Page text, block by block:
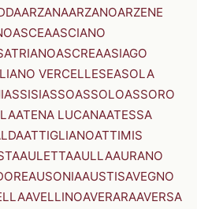
ARZANAARZANOARZENE
ASCEAASCIANO
ASCREAASIAGO
VERCELLESEASOLA
ASSISIASSOASSOLOASSORO
ATENA LUCANAATESSA
ATTIGLIANOATTIMIS
AULETTAAULLAAURANO
AUSONIAAUSTISAVEGNO
AVELLINOAVERARAAVERSA